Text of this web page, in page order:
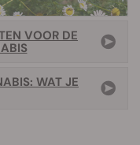
VOOR DE
WAT JE